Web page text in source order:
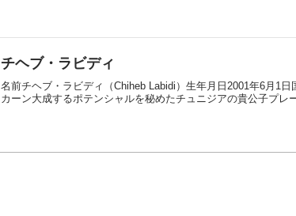
チヘブ・ラビディ
名前チヘブ・ラビディ（Chiheb Labidi）生年月日2001年6月1
カーン大成するポテンシャルを秘めたチュニジアの貴公子プレ